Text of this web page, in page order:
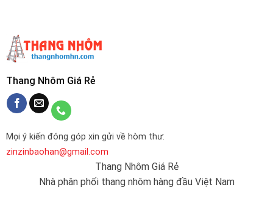
Thang Nhôm Giá Rẻ
Mọi ý kiến đóng góp xin gửi về hòm thư:
zinzinbaohan@gmail.com
Thang Nhôm Giá Rẻ
Nhà phân phối thang nhôm hàng đầu Việt Nam